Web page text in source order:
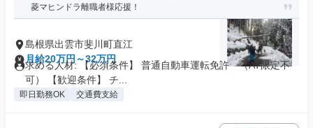
菱マヒンドラ離職者様応援！
島根県出雲市斐川町直江
月給20万円～32万円
求める人材: 【必須条件】 普通自動車運転免許 （AT限定不
可） 【歓迎条件】 チ...
即日勤務OK 交通費支給